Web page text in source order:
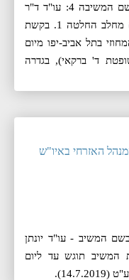
עו"ד איל אניאתי; עו"ד דניאל חברוני בשם המשיבה 4: עו"ד ד"ר
טלי מרקוס בשם המשיבה 5: עו"ד נועם מחלב החלטה 1. בקשת
בתל אביב-יפו מיום
בת"א 63704-12-18 (השופטת ד' ברקאי), בגדרה
המשיב - עו"ד יונתן
המשיב תוגש עד ליום